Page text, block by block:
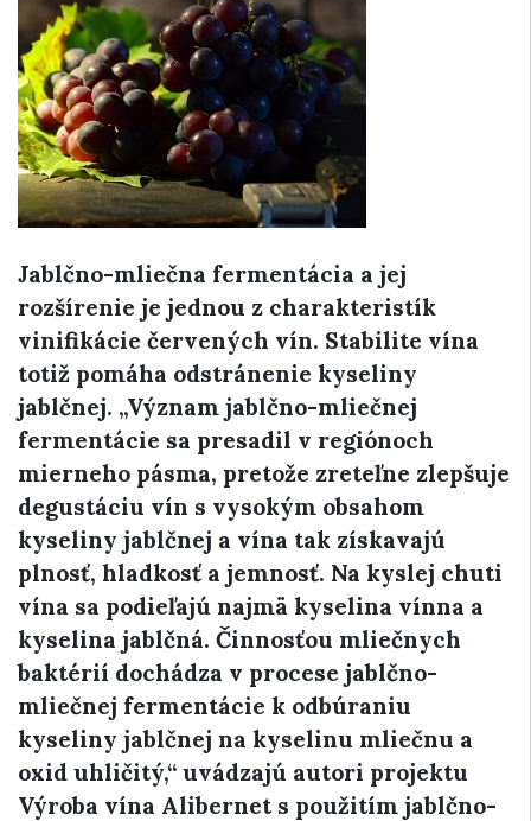
Jablčno-mliečna fermentácia a jej
rozšírenie je jednou z charakteristík
vinifikácie červených vín. Stabilite vína
totiž pomáha odstránenie kyseliny
jablčnej. „Význam jablčno-mliečnej
fermentácie sa presadil v regiónoch
mierneho pásma, pretože zreteľne zlepšuje
degustáciu vín s vysokým obsahom
kyseliny jablčnej a vína tak získavajú
plnosť, hladkosť a jemnosť. Na kyslej chuti
vína sa podieľajú najmä kyselina vínna a
kyselina jablčná. Činnosťou mliečnych
baktérií dochádza v procese jablčno-
mliečnej fermentácie k odbúraniu
kyseliny jablčnej na kyselinu mliečnu a
oxid uhličitý,“ uvádzajú autori projektu
Výroba vína Alibernet s použitím jablčno-